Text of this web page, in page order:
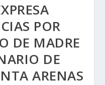
POR
DE MADRE
DE
ARENAS